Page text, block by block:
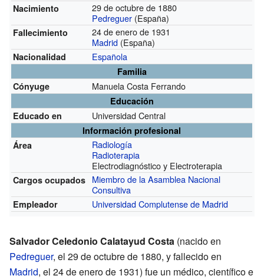
Nacimiento
29 de octubre de 1880
Pedreguer (España)
Fallecimiento
24 de enero de 1931
Madrid (España)
Nacionalidad Española
Familia
Cónyuge
Manuela Costa Ferrando
Educación
Educado en
Universidad Central
Información profesional
Área
Radiología
Radioterapia
Electrodiagnóstico y Electroterapia
Cargos ocupados Miembro de la Asamblea Nacional
Consultiva
Empleador Universidad Complutense de Madrid
Salvador Celedonio Calatayud Costa (nacido en
Pedreguer, el 29 de octubre de 1880, y fallecido en
Madrid, el 24 de enero de 1931) fue un médico, científico e